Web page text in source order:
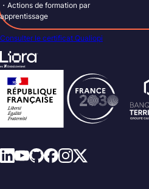
・Actions de formation par
apprentissage
Consulter le certificat Qualiopi